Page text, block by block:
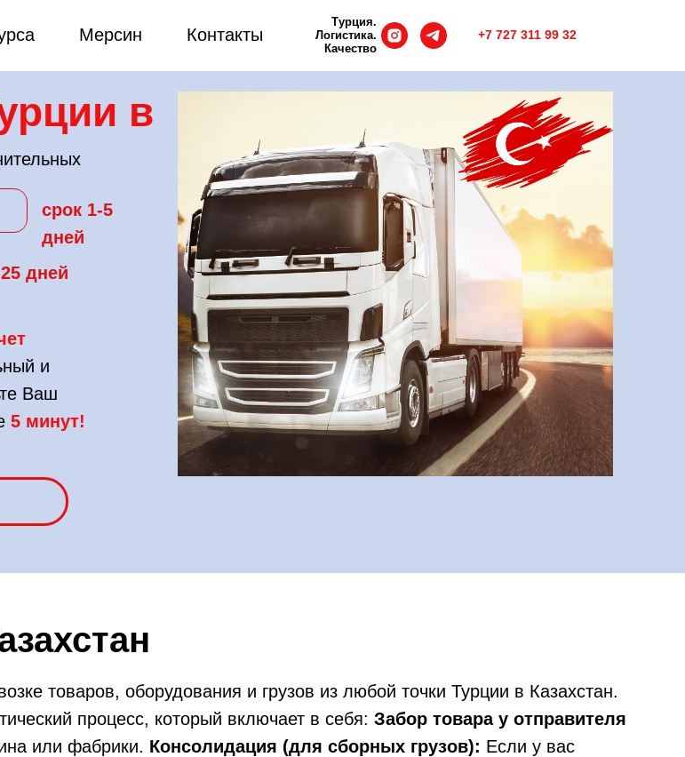
Мерсин Контакты
Турция.
Логистика.
Качество
+7 727 311 99 32
в
и
Ваш
5 минут!
срок 1-5
дней
дней
товаров, оборудования и грузов из любой точки Турции в Казахстан.
процесс, который включает в себя: Забор товара у отправителя
или фабрики. Консолидация (для сборных грузов): Если у вас